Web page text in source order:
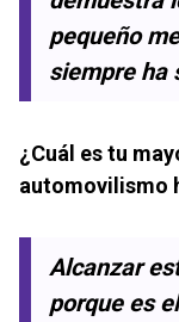
pequeño
siempre ha
¿Cuál es tu
automovilismo
Alcanzar
porque es